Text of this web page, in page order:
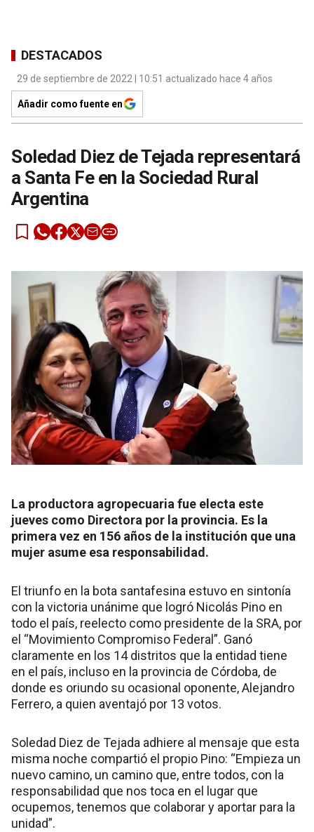
DESTACADOS
29 de septiembre de 2022 | 10:51 actualizado hace 4 años
Añadir como fuente en
Soledad Diez de Tejada representará
a Santa Fe en la Sociedad Rural
Argentina
La productora agropecuaria fue electa este
jueves como Directora por la provincia. Es la
primera vez en 156 años de la institución que una
mujer asume esa responsabilidad.
El triunfo en la bota santafesina estuvo en sintonía
con la victoria unánime que logró Nicolás Pino en
todo el país, reelecto como presidente de la SRA, por
el “Movimiento Compromiso Federal”. Ganó
claramente en los 14 distritos que la entidad tiene
en el país, incluso en la provincia de Córdoba, de
donde es oriundo su ocasional oponente, Alejandro
Ferrero, a quien aventajó por 13 votos.
Soledad Diez de Tejada adhiere al mensaje que esta
misma noche compartió el propio Pino: “Empieza un
nuevo camino, un camino que, entre todos, con la
responsabilidad que nos toca en el lugar que
ocupemos, tenemos que colaborar y aportar para la
unidad”.